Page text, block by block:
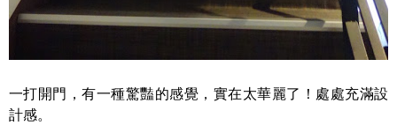
一打開門，有一種驚豔的感覺，實在太華麗了！處處充滿設
計感。